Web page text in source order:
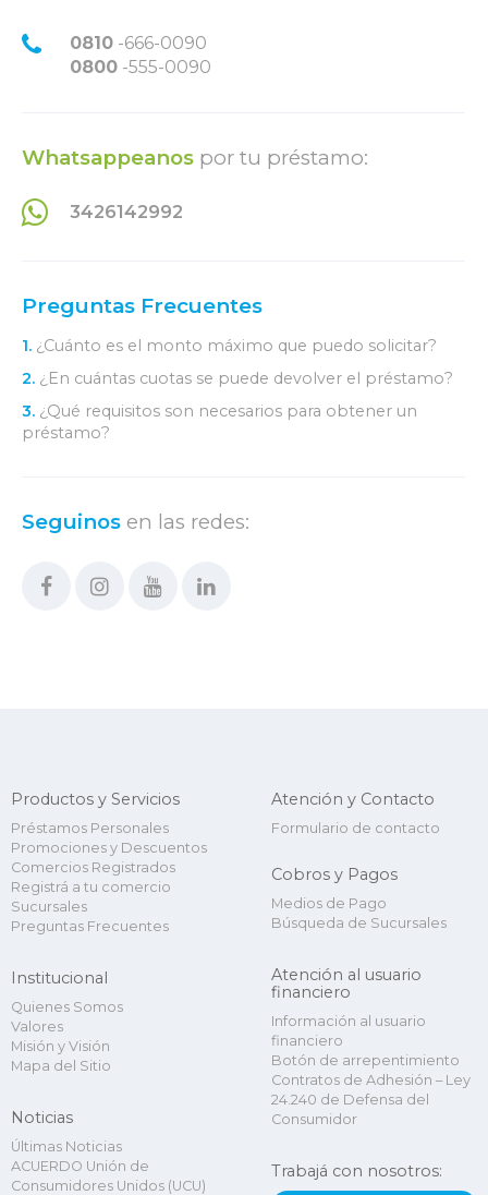
0810 -666-0090
0800 -555-0090
Whatsappeanos por tu préstamo:
3426142992
Preguntas Frecuentes
1. ¿Cuánto es el monto máximo que puedo solicitar?
2. ¿En cuántas cuotas se puede devolver el préstamo?
3. ¿Qué requisitos son necesarios para obtener un
préstamo?
Seguinos en las redes:
Productos y Servicios
Préstamos Personales
Promociones y Descuentos
Comercios Registrados
Registrá a tu comercio
Sucursales
Preguntas Frecuentes
Institucional
Quienes Somos
Valores
Misión y Visión
Mapa del Sitio
Noticias
Últimas Noticias
ACUERDO Unión de
Consumidores Unidos (UCU)
Atención y Contacto
Formulario de contacto
Cobros y Pagos
Medios de Pago
Búsqueda de Sucursales
Atención al usuario
financiero
Información al usuario
financiero
Botón de arrepentimiento
Contratos de Adhesión – Ley
24.240 de Defensa del
Consumidor
Trabajá con nosotros: